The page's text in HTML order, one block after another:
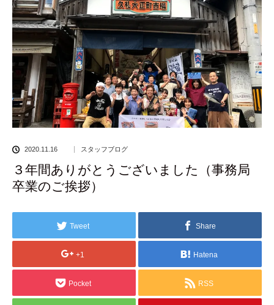
2020.11.16 スタッフブログ
３年間ありがとうございました（事務局
卒業のご挨拶）
Tweet Share
+1 Hatena
Pocket RSS